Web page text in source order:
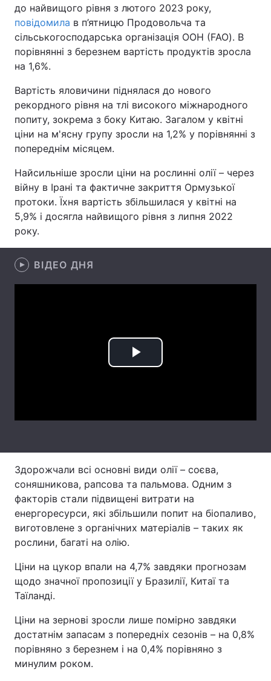
Головна Війна
Україна Політика
Економіка
Спорт Наука
Техно і зв'язок Лайт
Зброя
Здоров'я Туризм
Цікавинки Погода
Екологія
Лонгріди
Вакансії
Тема оформлення
до найвищого рівня з лютого 2023 року,
повідомила в п’ятницю Продовольча та
сільськогосподарська організація ООН (FAO). В
порівнянні з березнем вартість продуктів зросла
на 1,6%.
Вартість яловичини піднялася до нового
рекордного рівня на тлі високого міжнародного
попиту, зокрема з боку Китаю. Загалом у квітні
ціни на м'ясну групу зросли на 1,2% у порівнянні з
попереднім місяцем.
Найсильніше зросли ціни на рослинні олії – через
війну в Ірані та фактичне закриття Ормузької
протоки. Їхня вартість збільшилася у квітні на
5,9% і досягла найвищого рівня з липня 2022
року.
ВІДЕО ДНЯ
Play
Здорожчали всі основні види олії – соєва,
соняшникова, рапсова та пальмова. Одним з
факторів стали підвищені витрати на
енергоресурси, які збільшили попит на біопаливо,
виготовлене з органічних матеріалів – таких як
рослини, багаті на олію.
Ціни на цукор впали на 4,7% завдяки прогнозам
щодо значної пропозиції у Бразилії, Китаї та
Таїланді.
Ціни на зернові зросли лише помірно завдяки
достатнім запасам з попередніх сезонів – на 0,8%
порівняно з березнем і на 0,4% порівняно з
минулим роком.